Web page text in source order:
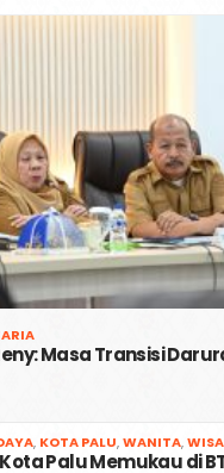
Masa Transisi
, KOTA PALU,WANITA,
Palu Memukau di